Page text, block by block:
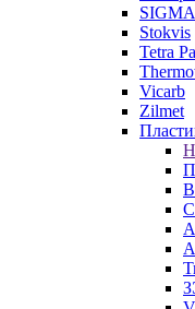
Stokvis
Tetra
Vicarb
Zilmet